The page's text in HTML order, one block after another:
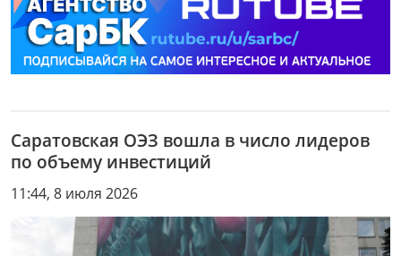
Саратовская ОЭЗ вошла в число лидеров
по объему инвестиций
11:44, 8 июля 2026